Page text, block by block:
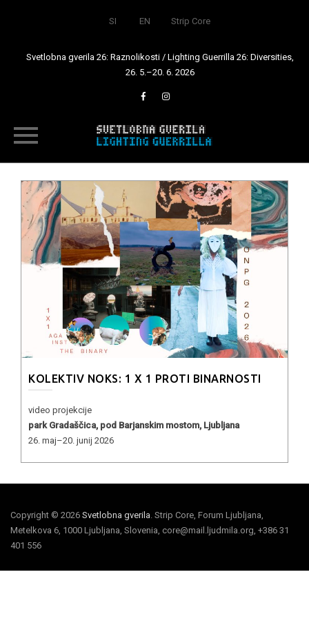
SI EN Strip Core
Svetlobna gverila 26: Raznolikosti / Lighting Guerrilla 26: Diversities,
26. 5.–20. 6. 2026
content
KOLEKTIV NOKS: 1 X 1 PROTI BINARNOSTI
video projekcije
park Gradaščica, pod Barjanskim mostom, Ljubljana
26. maj–20. junij 2026
Copyright © 2026 Svetlobna gverila. Strip Core, Forum Ljubljana,
Metelkova 6, 1000 Ljubljana, Slovenia, core@mail.ljudmila.org, +386 31
401 556